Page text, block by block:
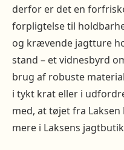
derfor er det en
forpligtelse til
og krævende jagtture
stand – et vidnesbyrd
brug af robuste
i tykt krat eller i
med, at tøjet fra
mere i Laksens